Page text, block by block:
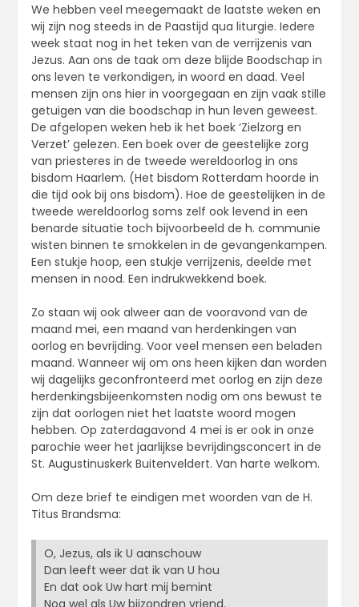
We hebben veel meegemaakt de laatste weken en
wij zijn nog steeds in de Paastijd qua liturgie. Iedere
week staat nog in het teken van de verrijzenis van
Jezus. Aan ons de taak om deze blijde Boodschap in
ons leven te verkondigen, in woord en daad. Veel
mensen zijn ons hier in voorgegaan en zijn vaak stille
getuigen van die boodschap in hun leven geweest.
De afgelopen weken heb ik het boek ‘Zielzorg en
Verzet’ gelezen. Een boek over de geestelijke zorg
van priesteres in de tweede wereldoorlog in ons
bisdom Haarlem. (Het bisdom Rotterdam hoorde in
die tijd ook bij ons bisdom). Hoe de geestelijken in de
tweede wereldoorlog soms zelf ook levend in een
benarde situatie toch bijvoorbeeld de h. communie
wisten binnen te smokkelen in de gevangenkampen.
Een stukje hoop, een stukje verrijzenis, deelde met
mensen in nood. Een indrukwekkend boek.
Zo staan wij ook alweer aan de vooravond van de
maand mei, een maand van herdenkingen van
oorlog en bevrijding. Voor veel mensen een beladen
maand. Wanneer wij om ons heen kijken dan worden
wij dagelijks geconfronteerd met oorlog en zijn deze
herdenkingsbijeenkomsten nodig om ons bewust te
zijn dat oorlogen niet het laatste woord mogen
hebben. Op zaterdagavond 4 mei is er ook in onze
parochie weer het jaarlijkse bevrijdingsconcert in de
St. Augustinuskerk Buitenveldert. Van harte welkom.
Om deze brief te eindigen met woorden van de H.
Titus Brandsma:
O, Jezus, als ik U aanschouw
Dan leeft weer dat ik van U hou
En dat ook Uw hart mij bemint
Nog wel als Uw bijzondren vriend.